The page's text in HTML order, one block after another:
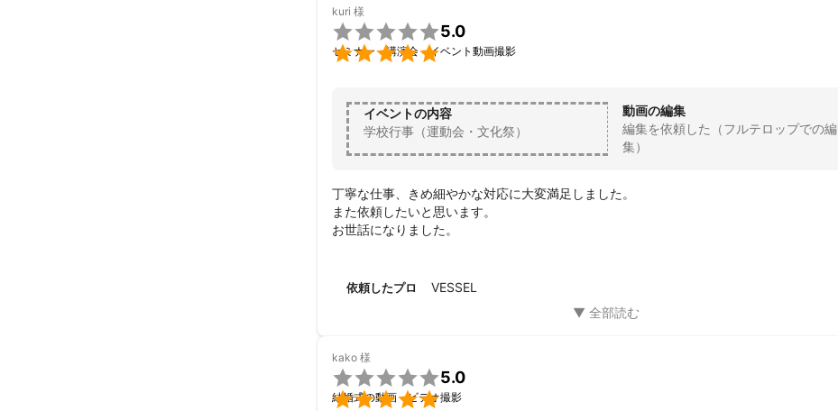
・オンライン配信
YouTube、zoom
※結婚式、発表会、講演会
kuri 様


5.0
セミナー・講演会・イベント動画撮影
イベントの内容
学校行事（運動会・文化祭）
動画の編集
編集を依頼した（フルテロップでの編
集）
丁寧な仕事、きめ細やかな対応に大変満足しました。
また依頼したいと思います。
お世話になりました。
依頼したプロ VESSEL
kako 様


5.0
結婚式の動画・ビデオ撮影